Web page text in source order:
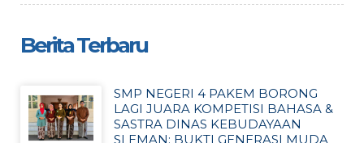
Berita Terbaru
SMP NEGERI 4 PAKEM BORONG
LAGI JUARA KOMPETISI BAHASA &
SASTRA DINAS KEBUDAYAAN
SLEMAN: BUKTI GENERASI MUDA